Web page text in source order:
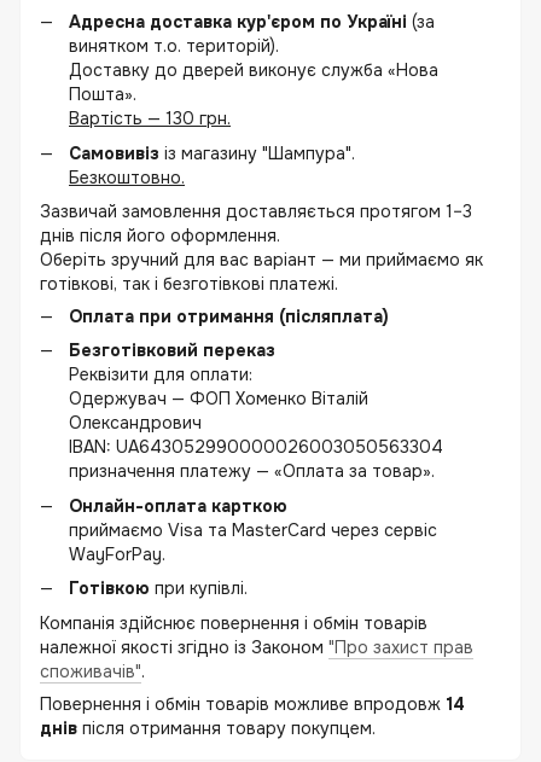
Адресна доставка кур'єром по Україні (за
винятком т.о. територій).
Доставку до дверей виконує служба «Нова
Пошта».
Вартість — 130 грн.
Самовивіз із магазину "Шампура".
Безкоштовно.
Зазвичай замовлення доставляється протягом 1–3
днів після його оформлення.
Оберіть зручний для вас варіант — ми приймаємо як
готівкові, так і безготівкові платежі.
Оплата при отримання (післяплата)
Безготівковий переказ
Реквізити для оплати:
Одержувач — ФОП Хоменко Віталій
Олександрович
IBAN: UA643052990000026003050563304
призначення платежу — «Оплата за товар».
Онлайн-оплата карткою
приймаємо Visa та MasterCard через сервіс
WayForPay.
Готівкою при купівлі.
Компанія здійснює повернення і обмін товарів
належної якості згідно із Законом "Про захист прав
споживачів".
Повернення і обмін товарів можливе впродовж 14
днів після отримання товару покупцем.